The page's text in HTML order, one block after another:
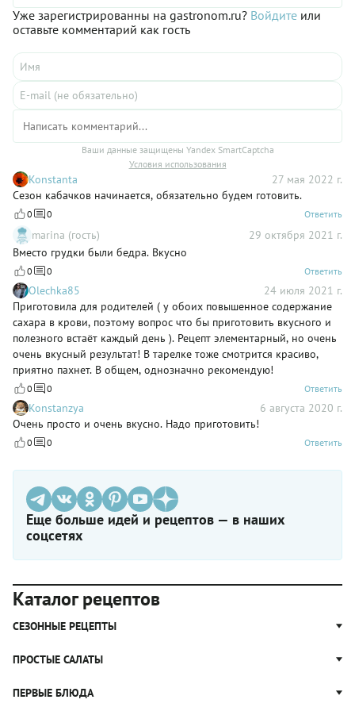
Уже зарегистрированны на gastronom.ru? Войдите или
оставьте комментарий как гость
Ваши данные защищены Yandex SmartCaptcha
Условия использования
Konstanta
27 мая 2022 г.
Сезон кабачков начинается, обязательно будем готовить.
0 0 Ответить
marina (гость)
29 октября 2021 г.
Вместо грудки были бедра. Вкусно
0 0 Ответить
Olechka85
24 июля 2021 г.
Приготовила для родителей ( у обоих повышенное содержание
сахара в крови, поэтому вопрос что бы приготовить вкусного и
полезного встаёт каждый день ). Рецепт элементарный, но очень
очень вкусный результат! В тарелке тоже смотрится красиво,
приятно пахнет. В общем, однозначно рекомендую!
0 0 Ответить
Konstanzya
6 августа 2020 г.
Очень просто и очень вкусно. Надо приготовить!
0 0 Ответить
Еще больше идей и рецептов — в наших
соцсетях
Каталог рецептов
СЕЗОННЫЕ РЕЦЕПТЫ
Рецепты из капусты
Рецепты с грибами
ПРОСТЫЕ САЛАТЫ
Простые салаты
ПЕРВЫЕ БЛЮДА